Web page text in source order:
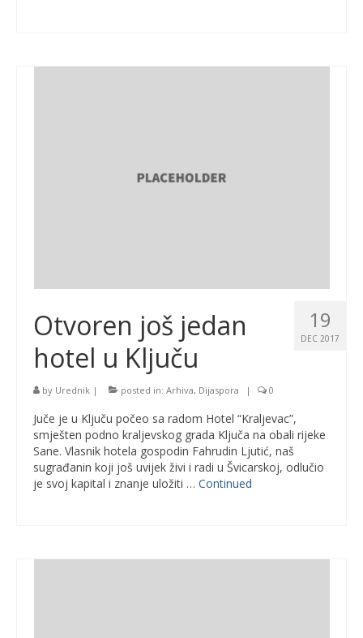
19
DEC 2017
Otvoren još jedan
hotel u Ključu
by Urednik | posted in: Arhiva, Dijaspora | 0
Juče je u Ključu počeo sa radom Hotel “Kraljevac”,
smješten podno kraljevskog grada Ključa na obali rijeke
Sane. Vlasnik hotela gospodin Fahrudin Ljutić, naš
sugrađanin koji još uvijek živi i radi u Švicarskoj, odlučio
je svoj kapital i znanje uložiti … Continued